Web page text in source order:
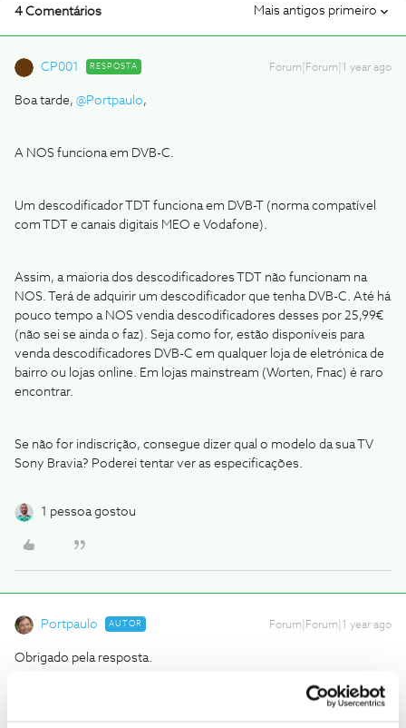
4 Comentários Mais antigos primeiro
CP001 RESPOSTA Forum|Forum|1 year ago
Boa tarde, @Portpaulo,
A NOS funciona em DVB-C.
Um descodificador TDT funciona em DVB-T (norma compatível
com TDT e canais digitais MEO e Vodafone).
Assim, a maioria dos descodificadores TDT não funcionam na
NOS. Terá de adquirir um descodificador que tenha DVB-C. Até há
pouco tempo a NOS vendia descodificadores desses por 25,99€
(não sei se ainda o faz). Seja como for, estão disponíveis para
venda descodificadores DVB-C em qualquer loja de eletrónica de
bairro ou lojas online. Em lojas mainstream (Worten, Fnac) é raro
encontrar.
Se não for indiscrição, consegue dizer qual o modelo da sua TV
Sony Bravia? Poderei tentar ver as especificações.
1 pessoa gostou
Portpaulo AUTOR Forum|Forum|1 year ago
Obrigado pela resposta.
É que nem dá para sintonizar os 7 canais TDT em sinal aberto com